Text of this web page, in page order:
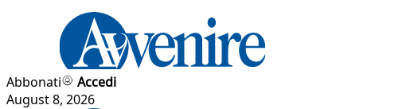
Abbonati
Accedi
August 8, 2026